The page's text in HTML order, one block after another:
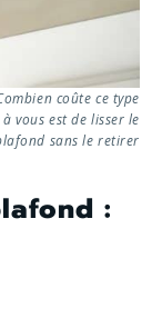
coûte ce type
vous est de lisser le
sans le retirer
: